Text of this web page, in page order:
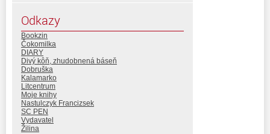
Odkazy
Bookzin
Čokomilka
DIARY
Divý kôň, zhudobnená báseň
Dobruška
Kalamarko
Litcentrum
Moje knihy
Nastulczyk Francizsek
SC PEN
Vydavatel
Žilina